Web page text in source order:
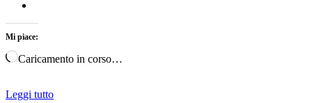
Mi piace:
Caricamento in corso…
Leggi tutto